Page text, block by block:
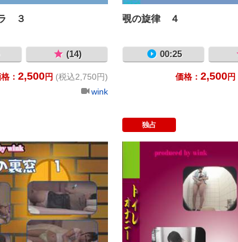
３
(14)
： 2,500円 (税込2,750円)
wink
覗の旋律 ４
00:25
価格： 2,500円
秘密の裏窓１
独占